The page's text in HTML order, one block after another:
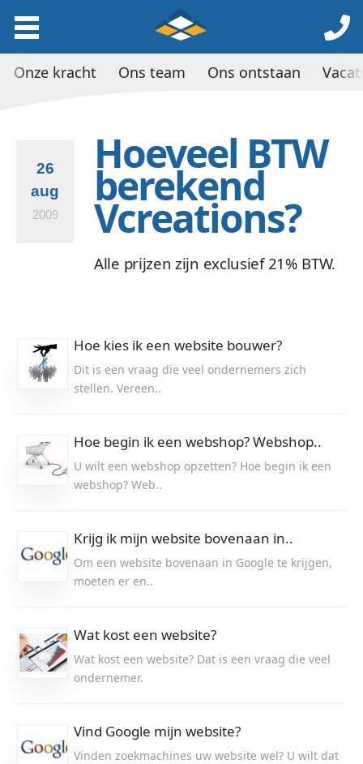
26
aug
2009
Hoeveel BTW
berekend
Vcreations?
Alle prijzen zijn exclusief 21% BTW.
Hoe kies ik een website bouwer?
Dit is een vraag die veel ondernemers zich
stellen. Vereen..
Hoe begin ik een webshop? Webshop..
U wilt een webshop opzetten? Hoe begin ik een
webshop? Web..
Krijg ik mijn website bovenaan in..
Om een website bovenaan in Google te krijgen,
moeten er en..
Wat kost een website?
Wat kost een website? Dat is een vraag die veel
ondernemer.
Vind Google mijn website?
Vinden zoekmachines uw website wel? U wilt dat
Onze kracht Ons team Ons ontstaan